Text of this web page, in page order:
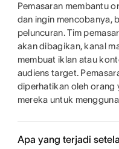
Pemasaran membantu
dan ingin mencobanya,
peluncuran. Tim
akan dibagikan, kanal
membuat iklan atau
audiens target.
diperhatikan oleh orang
mereka untuk
Apa yang terjadi